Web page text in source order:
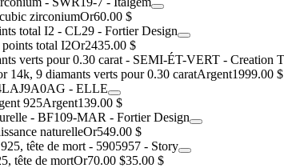
zirconiumOr60.00 $
total I2Or2435.00 $
14k, 9 diamants verts pour 0.30 caratArgent1999.00 $
925Argent139.00 $
naturelleOr549.00 $
tête de mortOr70.00 $35.00 $